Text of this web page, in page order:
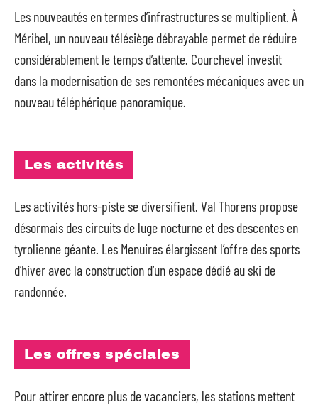
Les nouveautés en termes d’infrastructures se multiplient. À
Méribel, un nouveau télésiège débrayable permet de réduire
considérablement le temps d’attente. Courchevel investit
dans la modernisation de ses remontées mécaniques avec un
nouveau téléphérique panoramique.
Les activités
Les activités hors-piste se diversifient. Val Thorens propose
désormais des circuits de luge nocturne et des descentes en
tyrolienne géante. Les Menuires élargissent l’offre des sports
d’hiver avec la construction d’un espace dédié au ski de
randonnée.
Les offres spéciales
Pour attirer encore plus de vacanciers, les stations mettent